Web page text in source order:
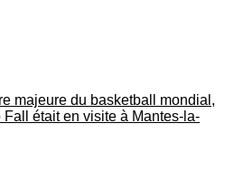
majeure du basketball mondial,
était en visite à Mantes-la-